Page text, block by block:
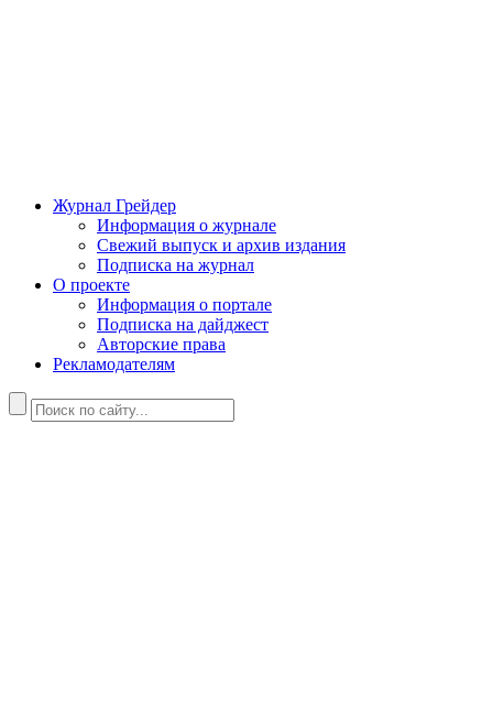
Журнал Грейдер
Информация о журнале
Свежий выпуск и архив издания
Подписка на журнал
О проекте
Информация о портале
Подписка на дайджест
Авторские права
Рекламодателям